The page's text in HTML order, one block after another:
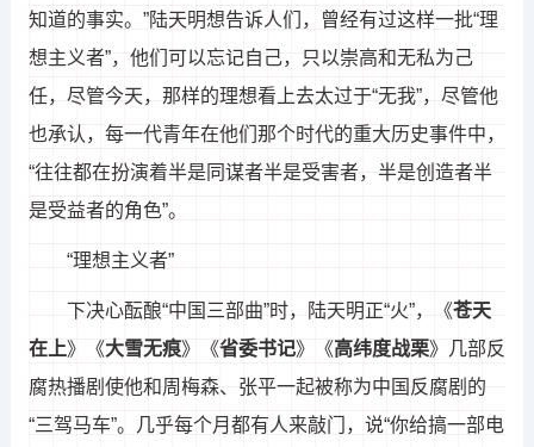
知道的事实。”陆天明想告诉人们，曾经有过这样一批“理
想主义者”，他们可以忘记自己，只以崇高和无私为己
任，尽管今天，那样的理想看上去太过于“无我”，尽管他
也承认，每一代青年在他们那个时代的重大历史事件中，
“往往都在扮演着半是同谋者半是受害者，半是创造者半
是受益者的角色”。
“理想主义者”
下决心酝酿“中国三部曲”时，陆天明正“火”，《苍天
在上》《大雪无痕》《省委书记》《高纬度战栗》几部反
腐热播剧使他和周梅森、张平一起被称为中国反腐剧的
“三驾马车”。几乎每个月都有人来敲门，说“你给搞一部电